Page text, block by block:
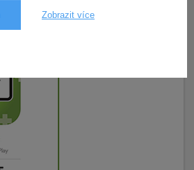
Zobrazit více